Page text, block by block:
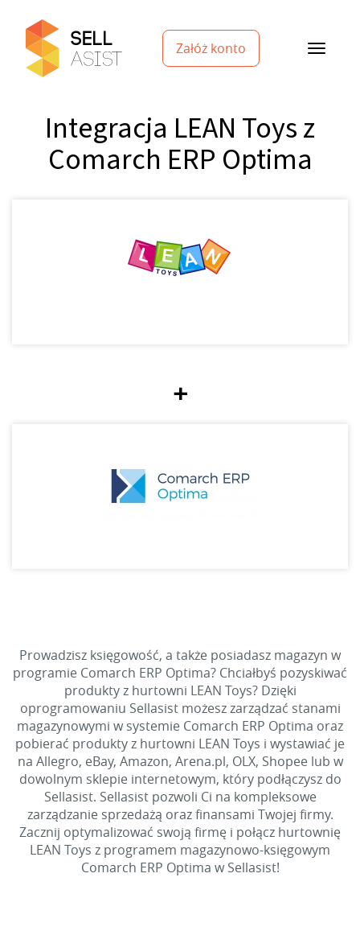
Załóż konto
Integracja LEAN Toys z
Comarch ERP Optima
+
Prowadzisz księgowość, a także posiadasz magazyn w
programie Comarch ERP Optima? Chciałbyś pozyskiwać
produkty z hurtowni LEAN Toys? Dzięki
oprogramowaniu Sellasist możesz zarządzać stanami
magazynowymi w systemie Comarch ERP Optima oraz
pobierać produkty z hurtowni LEAN Toys i wystawiać je
na Allegro, eBay, Amazon, Arena.pl, OLX, Shopee lub w
dowolnym sklepie internetowym, który podłączysz do
Sellasist. Sellasist pozwoli Ci na kompleksowe
zarządzanie sprzedażą oraz finansami Twojej firmy.
Zacznij optymalizować swoją firmę i połącz hurtownię
LEAN Toys z programem magazynowo-księgowym
Comarch ERP Optima w Sellasist!